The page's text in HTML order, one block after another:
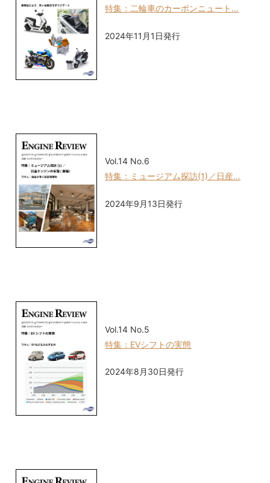
特集：二輪車のカーボンニュート…
2024年11月1日発行
Vol.14 No.6
特集：ミュージアム探訪(1)／日産…
2024年9月13日発行
Vol.14 No.5
特集：EVシフトの実態
2024年8月30日発行